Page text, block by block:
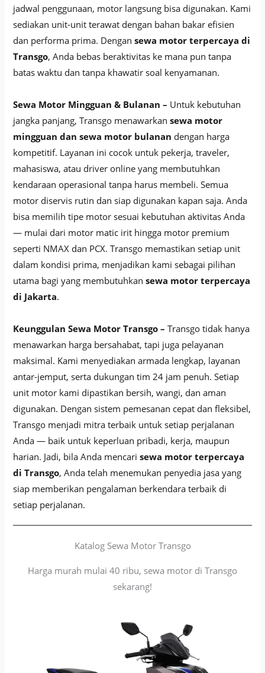
jadwal penggunaan, motor langsung bisa digunakan. Kami
sediakan unit-unit terawat dengan bahan bakar efisien
dan performa prima. Dengansewa motor terpercaya di
Transgo, Anda bebas beraktivitas ke mana pun tanpa
batas waktu dan tanpa khawatir soal kenyamanan.
Sewa Motor Mingguan & Bulanan – Untuk kebutuhan
jangka panjang, Transgo menawarkansewa motor
mingguan dan sewa motor bulanan dengan harga
kompetitif. Layanan ini cocok untuk pekerja, traveler,
mahasiswa, atau driver online yang membutuhkan
kendaraan operasional tanpa harus membeli. Semua
motor diservis rutin dan siap digunakan kapan saja. Anda
bisa memilih tipe motor sesuai kebutuhan aktivitas Anda
— mulai dari motor matic irit hingga motor premium
seperti NMAX dan PCX. Transgo memastikan setiap unit
dalam kondisi prima, menjadikan kami sebagai pilihan
utama bagi yang membutuhkansewa motor terpercaya
di Jakarta.
Keunggulan Sewa Motor Transgo – Transgo tidak hanya
menawarkan harga bersahabat, tapi juga pelayanan
maksimal. Kami menyediakan armada lengkap, layanan
antar-jemput, serta dukungan tim 24 jam penuh. Setiap
unit motor kami dipastikan bersih, wangi, dan aman
digunakan. Dengan sistem pemesanan cepat dan fleksibel,
Transgo menjadi mitra terbaik untuk setiap perjalanan
Anda — baik untuk keperluan pribadi, kerja, maupun
harian. Jadi, bila Anda mencarisewa motor terpercaya
di Transgo, Anda telah menemukan penyedia jasa yang
siap memberikan pengalaman berkendara terbaik di
setiap perjalanan.
Katalog Sewa Motor Transgo
Harga murah mulai 40 ribu, sewa motor di Transgo
sekarang!